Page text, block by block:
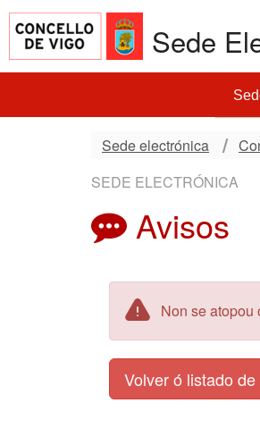
Sede
Sede electrónica
SEDE ELECTRÓNICA
Avisos
Non se atopou
Volver ó listado